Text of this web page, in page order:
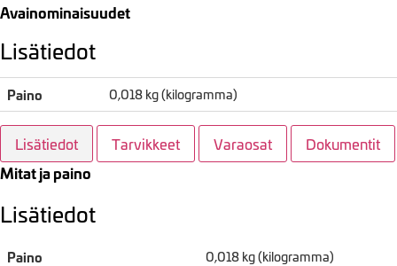
Avainominaisuudet
Lisätiedot
Paino 0,018 kg (kilogramma)
Lisätiedot Tarvikkeet Varaosat Dokumentit
Mitat ja paino
Lisätiedot
Paino 0,018 kg (kilogramma)